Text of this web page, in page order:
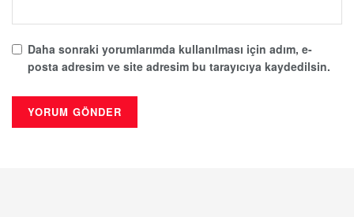
Daha sonraki yorumlarımda kullanılması için adım, e-
posta adresim ve site adresim bu tarayıcıya kaydedilsin.